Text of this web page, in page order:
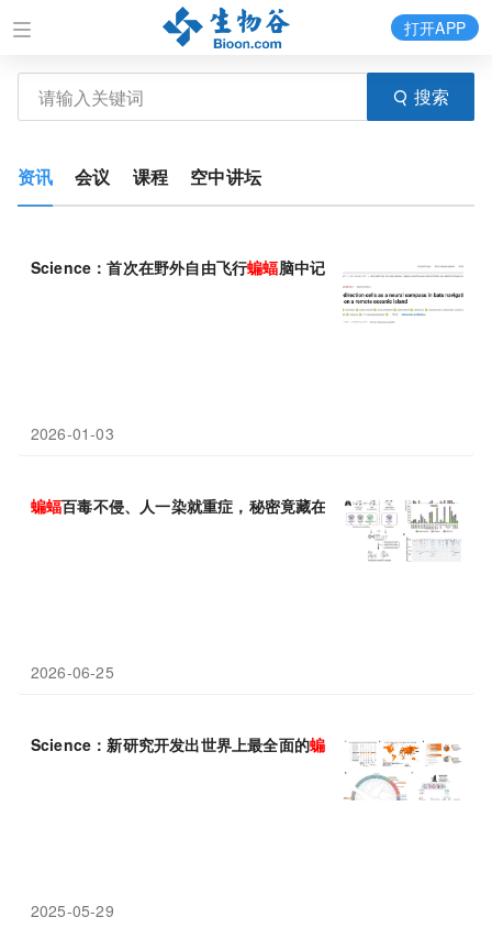
搜索
打开APP
资讯 会议 课程 空中讲坛
Science：首次在野外自由飞行蝙蝠脑中记录到稳定的“神经罗盘”
2026-01-03
蝙蝠百毒不侵、人一染就重症，秘密竟藏在一个氨基酸里？《Cell
2026-06-25
Science：新研究开发出世界上最全面的蝙蝠 类器官平台
2025-05-29